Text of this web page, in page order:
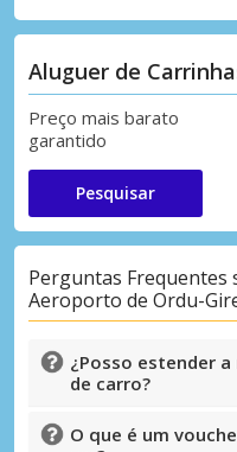
Aluguer de
Preço mais barato
garantido
Pesquisar
Perguntas Frequentes
Aeroporto de Ordu-
¿Posso estender
de carro?
O que é um